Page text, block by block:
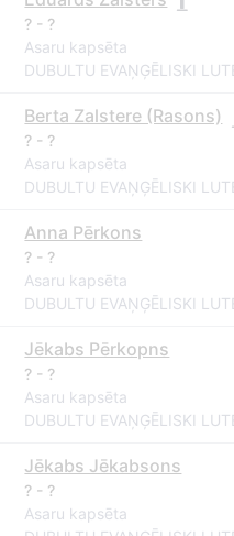
? - ?
Asaru kapsēta
DUBULTU EVAŅĢĒLISKI
Berta Zalstere (Rasons)
? - ?
Asaru kapsēta
DUBULTU EVAŅĢĒLISKI
Anna Pērkons
? - ?
Asaru kapsēta
DUBULTU EVAŅĢĒLISKI
Jēkabs Pērkopns
? - ?
Asaru kapsēta
DUBULTU EVAŅĢĒLISKI
Jēkabs Jēkabsons
? - ?
Asaru kapsēta